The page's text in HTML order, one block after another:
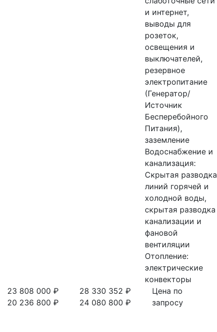
и интернет,
выводы для
розеток,
освещения и
выключателей,
резервное
электропитание
(Генератор/
Источник
Бесперебойного
Питания),
заземление
Водоснабжение и
канализация:
Скрытая разводка
линий горячей и
холодной воды,
скрытая разводка
канализации и
фановой
вентиляции
Отопление:
электрические
конвекторы
23 808 000 ₽
20 236 800 ₽
28 330 352 ₽
24 080 800 ₽
Цена по
запросу